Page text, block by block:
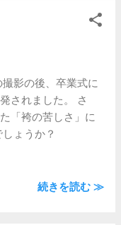
影の後、卒業式に
されました。 さ
「袴の苦しさ」に
ょうか？
続きを読む ≫